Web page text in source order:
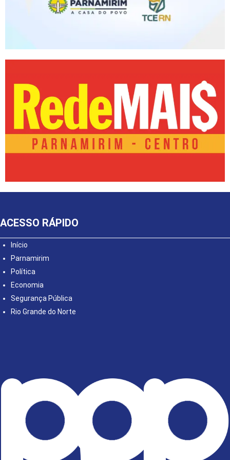
ACESSO RÁPIDO
Início
Parnamirim
Política
Economia
Segurança Pública
Rio Grande do Norte